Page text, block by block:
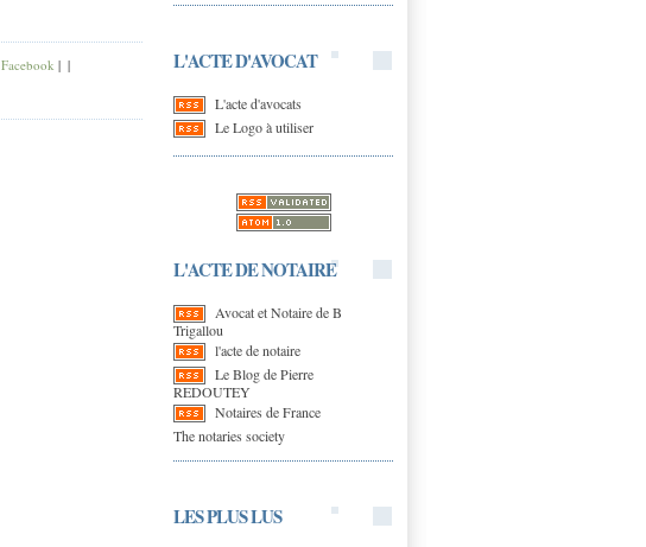
L'ACTE D'AVOCAT
L'acte d'avocats
Le Logo à utiliser
L'ACTE DE NOTAIRE
Avocat et Notaire de B
Trigallou
l'acte de notaire
Le Blog de Pierre
REDOUTEY
Notaires de France
The notaries society
LES PLUS LUS
Facebook | |